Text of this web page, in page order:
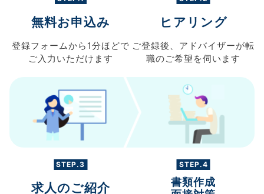
無料お申込み
登録フォームから 1分ほどで
ご入力 いただけます
ヒアリング
ご登録後、 アドバイザーが転
職のご希望を伺います
STEP.3
求人のご紹介
STEP.4
書類作成